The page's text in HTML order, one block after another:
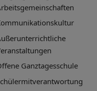
Ganztagesschule